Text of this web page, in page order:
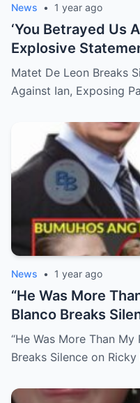
News • 1 year ago
‘You Betrayed Us
Explosive
National Outrage
Long-Buried
Matet De Leon Breaks
Against Ian, Exposing
News • 1 year ago
“He Was More
Blanco Breaks
Death with
“He Was More Than
Breaks Silence on